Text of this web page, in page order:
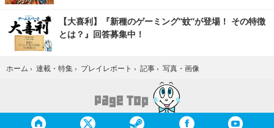
【大喜利】『新種のゲーミング“蚊”が登場！ その特徴
とは？』回答募集中！
ホーム › 連載・特集 › プレイレポート › 記事 › 写真・画像